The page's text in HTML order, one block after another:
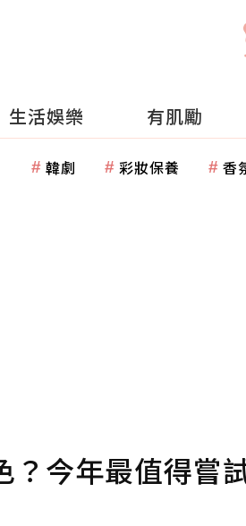
生活娛樂 有肌勵
韓劇 彩妝保養 香
？今年最值得嘗